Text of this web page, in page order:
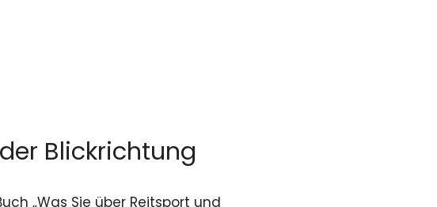
Blickrichtung
„Was Sie über Reitsport und